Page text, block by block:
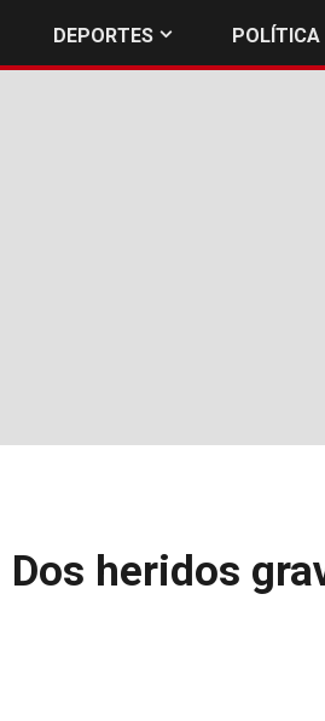
DEPORTES POLÍTICA
Dos heridos